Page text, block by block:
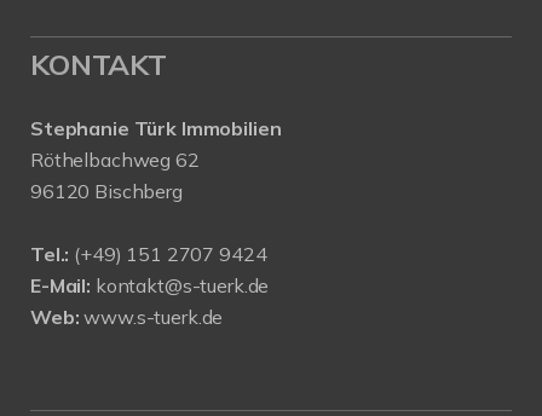
KONTAKT
Stephanie Türk Immobilien
Röthelbachweg 62
96120 Bischberg
Tel.: (+49) 151 2707 9424
E-Mail: kontakt@s-tuerk.de
Web: www.s-tuerk.de